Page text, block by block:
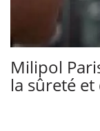
Milipol
la sûreté